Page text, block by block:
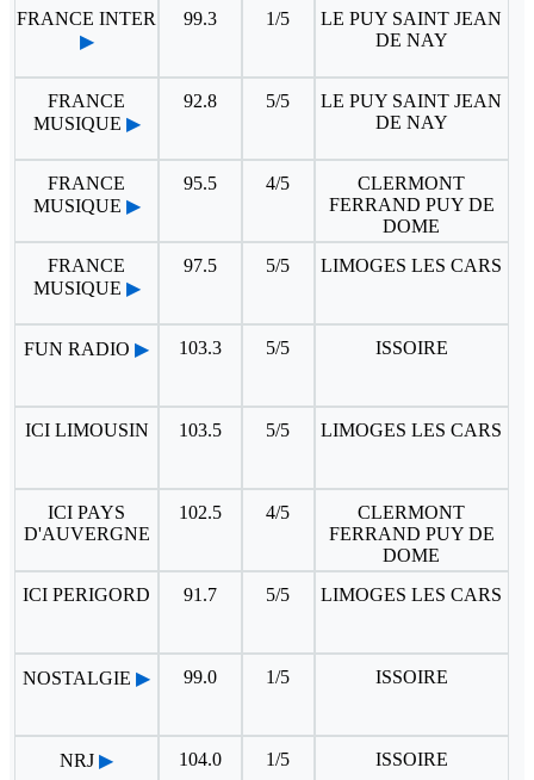
FRANCE INTER
▶
99.3 1/5
LE PUY SAINT JEAN
DE NAY
FRANCE
MUSIQUE ▶
92.8 5/5
LE PUY SAINT JEAN
DE NAY
FRANCE
MUSIQUE ▶
95.5 4/5
CLERMONT
FERRAND PUY DE
DOME
FRANCE
MUSIQUE ▶
97.5 5/5 LIMOGES LES CARS
FUN RADIO ▶ 103.3 5/5 ISSOIRE
ICI LIMOUSIN 103.5 5/5 LIMOGES LES CARS
ICI PAYS
D'AUVERGNE
102.5 4/5
CLERMONT
FERRAND PUY DE
DOME
ICI PERIGORD
91.7 5/5 LIMOGES LES CARS
NOSTALGIE ▶ 99.0 1/5 ISSOIRE
NRJ ▶ 104.0 1/5 ISSOIRE